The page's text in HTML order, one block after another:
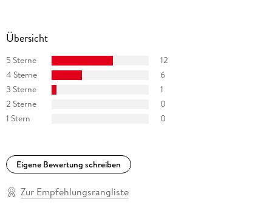
Übersicht
5 Sterne
12
4 Sterne
6
3 Sterne
1
2 Sterne
0
1 Stern
0
Eigene Bewertung schreiben
Zur Empfehlungsrangliste